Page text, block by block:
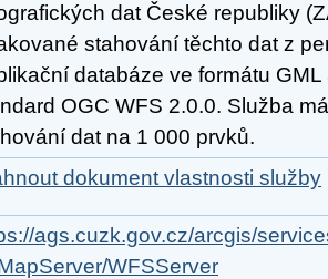
dat České republiky
stahování těchto dat z
databáze ve formátu
OGC WFS 2.0.0. Služba
dat na 1 000 prvků.
dokument vlastnosti služby
ags.cuzk.gov.cz/arcgis/
WFSServer